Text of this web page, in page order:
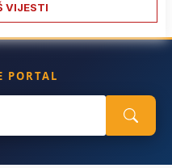
VIJESTI
PORTAL